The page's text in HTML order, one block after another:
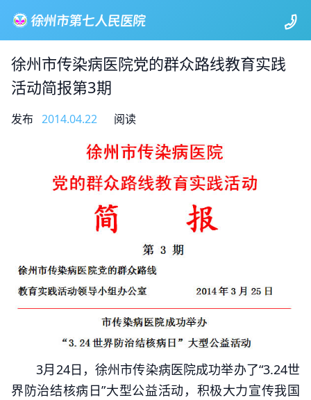
徐州市传染病医院党的群众路线教育实践
活动简报第3期
发布 2014.04.22 阅读
3月24日，徐州市传染病医院成功举办了“3.24世
界防治结核病日”大型公益活动，积极大力宣传我国